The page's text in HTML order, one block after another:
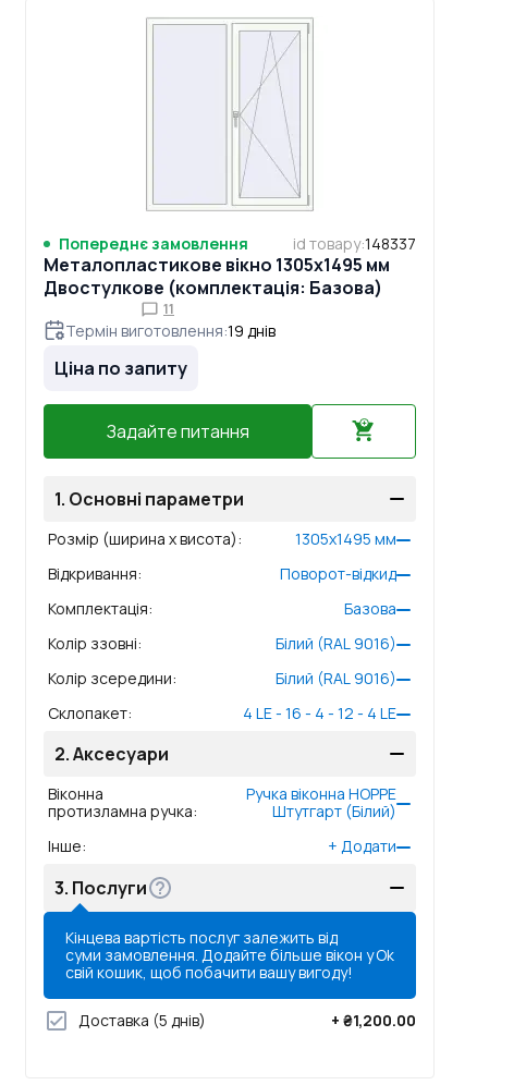
Попереднє замовлення id товару:148337
Металопластикове вікно 1305x1495 мм
Двостулкове (комплектація: Базова)
11
Термін виготовлення:19 днів
Ціна по запиту
Задайте питання
1. Основні параметри
Розмір (ширина x висота): 1305x1495 мм
Відкривання:
Поворот-відкид
Комплектація:
Базова
Колір ззовні:
Білий (RAL 9016)
Колір зсередини:
Білий (RAL 9016)
Склопакет: 4 LE - 16 - 4 - 12 - 4 LE
2.Аксесуари
Віконна
протизламна ручка:
Ручка віконна HOPPE
Штутгарт (Білий)
Інше: + Додати
3. Послуги
Кінцева вартість послуг залежить від
суми замовлення. Додайте більше вікон у
свій кошик, щоб побачити вашу вигоду!
Ok
Доставка (5 днів) + ₴1,200.00